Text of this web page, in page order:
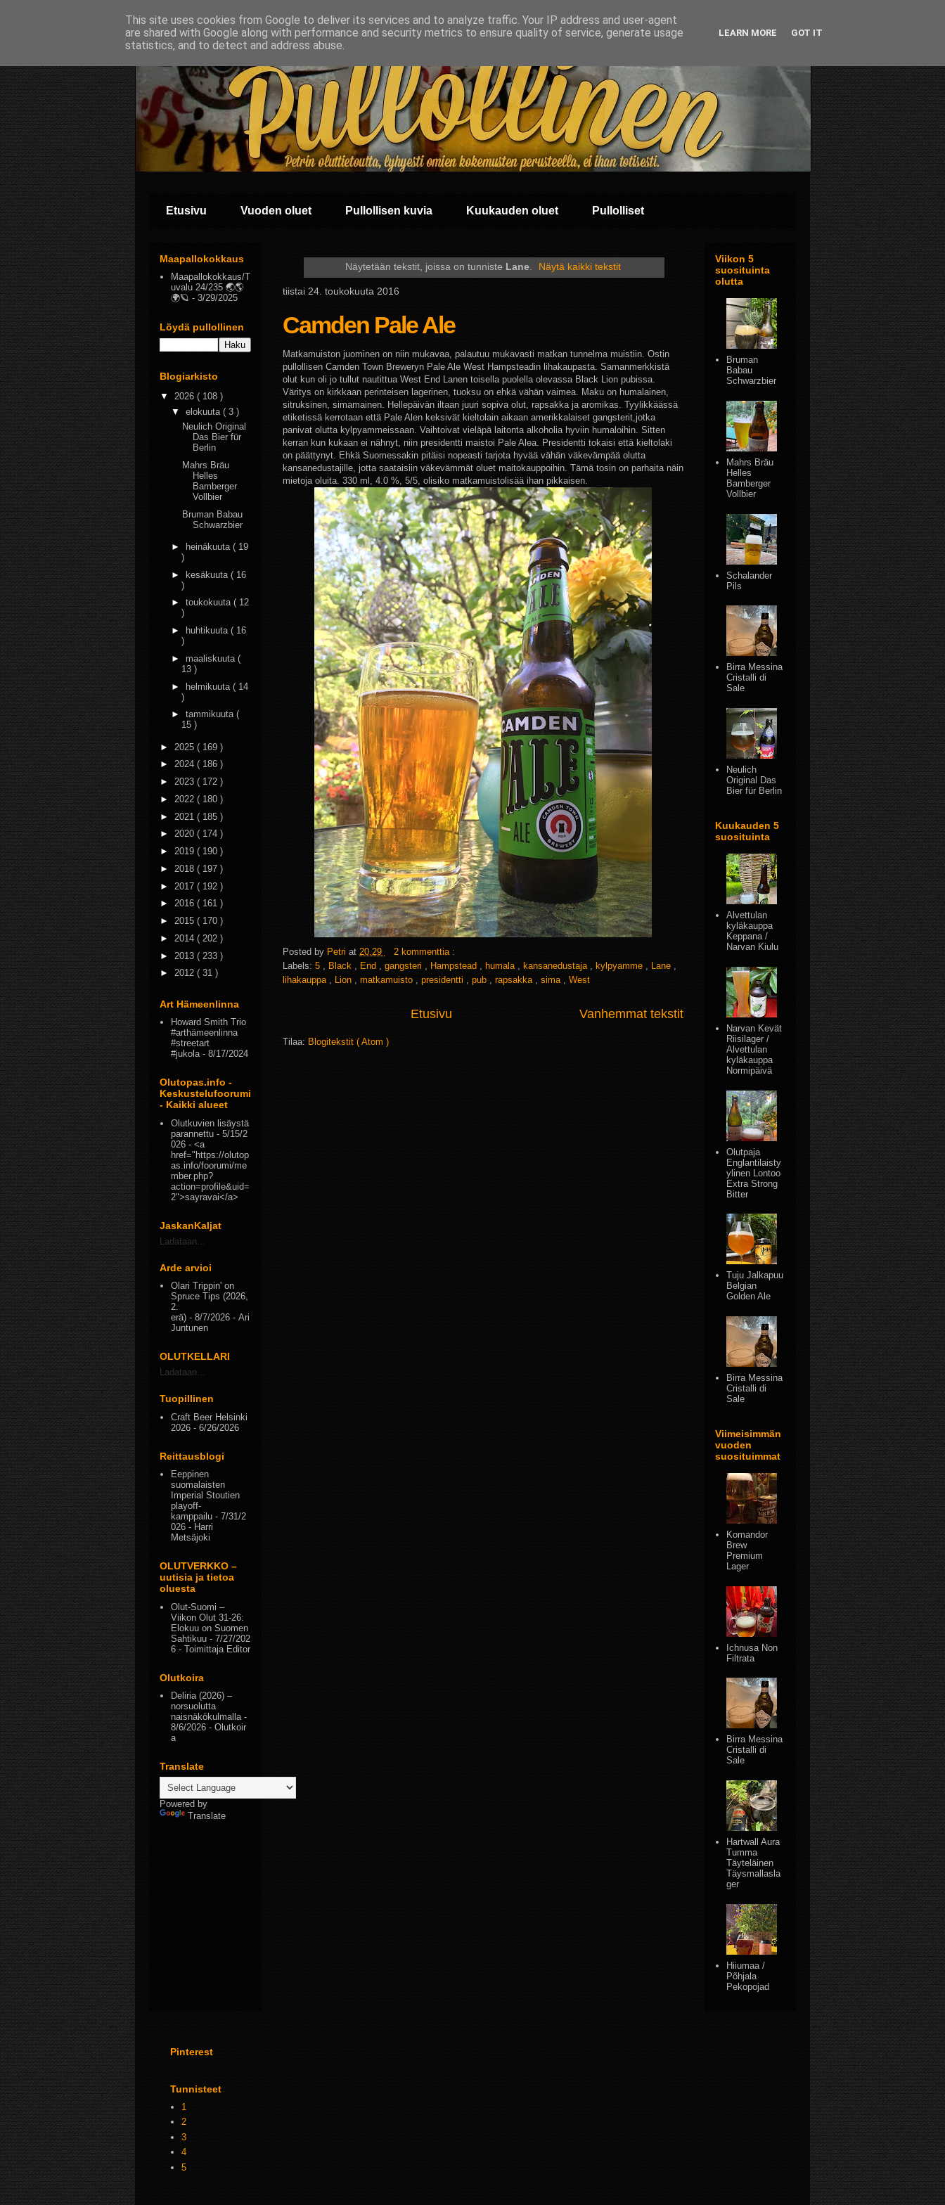
Etusivu Vuoden oluet Pullollisen kuvia Kuukauden oluet Pullolliset
Näytetään tekstit, joissa on tunniste Lane. Näytä kaikki tekstit
tiistai 24. toukokuuta 2016
Camden Pale Ale
Matkamuiston juominen on niin mukavaa, palautuu mukavasti matkan tunnelma muistiin. Ostin
pullollisen Camden Town Breweryn Pale Ale West Hampsteadin lihakaupasta. Samanmerkkistä
olut kun oli jo tullut nautittua West End Lanen toisella puolella olevassa Black Lion pubissa.
Väritys on kirkkaan perinteisen lagerinen, tuoksu on ehkä vähän vaimea. Maku on humalainen,
sitruksinen, simamainen. Hellepäivän iltaan juuri sopiva olut, rapsakka ja aromikas. Tyylikkäässä
etiketissä kerrotaan että Pale Alen keksivät kieltolain aikaan amerikkalaiset gangsterit,jotka
panivat olutta kylpyammeissaan. Vaihtoivat vieläpä laitonta alkoholia hyviin humaloihin. Sitten
kerran kun kukaan ei nähnyt, niin presidentti maistoi Pale Alea. Presidentti tokaisi että kieltolaki
on päättynyt. Ehkä Suomessakin pitäisi nopeasti tarjota hyvää vähän väkevämpää olutta
kansanedustajille, jotta saataisiin väkevämmät oluet maitokauppoihin. Tämä tosin on parhaita näin
mietoja oluita. 330 ml, 4.0 %, 5/5, olisiko matkamuistolisää ihan pikkaisen.
Posted by Petri at 20.29
2 kommenttia :
Labels: 5 , Black , End , gangsteri , Hampstead , humala , kansanedustaja , kylpyamme , Lane ,
lihakauppa , Lion , matkamuisto , presidentti , pub , rapsakka , sima , West
Vanhemmat tekstit
Etusivu
Tilaa: Blogitekstit ( Atom )
Maapallokokkaus
Maapallokokkaus/T
uvalu 24/235 🌏🌎
🌍🪐 - 3/29/2025
Löydä pullollinen
Blogiarkisto
▼ 2026 ( 108 )
▼ elokuuta ( 3 )
Neulich Original
Das Bier für
Berlin
Mahrs Bräu
Helles
Bamberger
Vollbier
Bruman Babau
Schwarzbier
► heinäkuuta ( 19
)
► kesäkuuta ( 16
)
► toukokuuta ( 12
)
►
huhtikuuta ( 16
)
► maaliskuuta (
13 )
► helmikuuta ( 14
)
► tammikuuta (
15 )
► 2025 ( 169 )
► 2024 ( 186 )
► 2023 ( 172 )
► 2022 ( 180 )
► 2021 ( 185 )
► 2020 ( 174 )
► 2019 ( 190 )
► 2018 ( 197 )
► 2017 ( 192 )
► 2016 ( 161 )
► 2015 ( 170 )
► 2014 ( 202 )
► 2013 ( 233 )
► 2012 ( 31 )
Art Hämeenlinna
Howard Smith Trio
#arthämeenlinna
#streetart
#jukola- 8/17/2024
Olutopas.info -
Keskustelufoorumi
- Kaikki alueet
Olutkuvien lisäystä
parannettu - 5/15/2
026 - <a
href="https://olutop
as.info/foorumi/me
mber.php?
action=profile&uid=
2">sayravai</a>
JaskanKaljat
Ladataan...
Arde arvioi
Olari Trippin' on
Spruce Tips (2026,
2.
erä) - 8/7/2026 - Ari
Juntunen
OLUTKELLARI
Ladataan...
Tuopillinen
Craft Beer Helsinki
2026 - 6/26/2026
Reittausblogi
Eeppinen
suomalaisten
Imperial Stoutien
playoff-
kamppailu - 7/31/2
026 - Harri
Metsäjoki
OLUTVERKKO –
uutisia ja tietoa
oluesta
Olut-Suomi –
Viikon Olut 31-26:
Elokuu on Suomen
Sahtikuu - 7/27/202
6 - Toimittaja Editor
Olutkoira
Deliria (2026) –
norsuolutta
naisnäkökulmalla-
8/6/2026 - Olutkoir
a
Translate
Powered by
Translate
Viikon 5
suosituinta
olutta
Bruman
Babau
Schwarzbier
Mahrs Bräu
Helles
Bamberger
Vollbier
Schalander
Pils
Birra Messina
Cristalli di
Sale
Neulich
Original Das
Bier für Berlin
Kuukauden 5
suosituinta
Alvettulan
kyläkauppa
Keppana /
Narvan Kiulu
Narvan Kevät
Riisilager /
Alvettulan
kyläkauppa
Normipäivä
Olutpaja
Englantilaisty
ylinen Lontoo
Extra Strong
Bitter
Tuju Jalkapuu
Belgian
Golden Ale
Birra Messina
Cristalli di
Sale
Viimeisimmän
vuoden
suosituimmat
Komandor
Brew
Premium
Lager
Ichnusa Non
Filtrata
Birra Messina
Cristalli di
Sale
Hartwall Aura
Tumma
Täyteläinen
Täysmallasla
ger
Hiiumaa /
Põhjala
Pekopojad
Pinterest
Tunnisteet
1
2
3
4
5
This site uses cookies from Google to deliver its services and to analyze traffic. Your IP address and user-agent
are shared with Google along with performance and security metrics to ensure quality of service, generate usage
statistics, and to detect and address abuse.
LEARN MORE GOT IT